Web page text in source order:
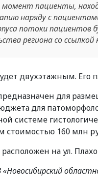
момент пациенты,
наряду с
потоки пациентов
региона со ссылкой
двухэтажным. Его
для
для
системе
стоимостью 160 млн
на ул.